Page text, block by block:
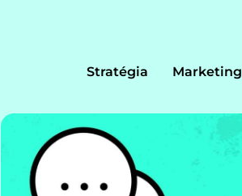
Stratégia Marketing